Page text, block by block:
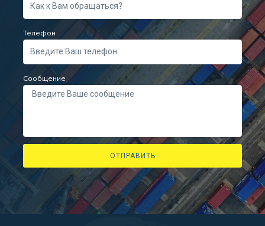
Телефон
Сообщение
ОТПРАВИТЬ